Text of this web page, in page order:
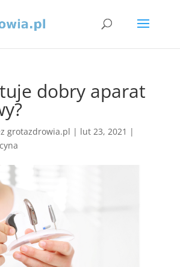
dobry aparat
grotazdrowia.pl | lut 23, 2021 |